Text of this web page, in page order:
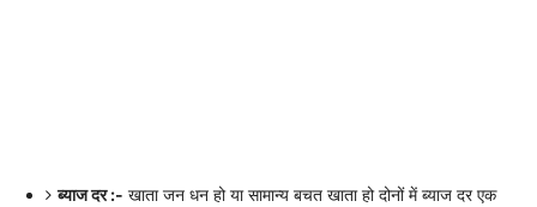
ब्याज दर :- खाता जन धन हो या सामान्य बचत खाता हो दोनों में ब्याज दर एक